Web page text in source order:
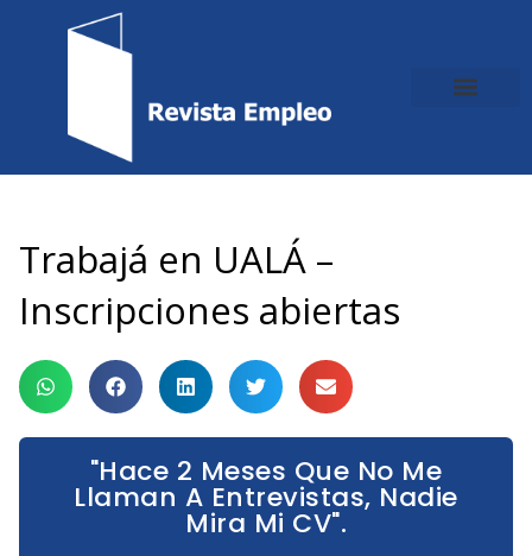
Trabajá en UALÁ –
Inscripciones abiertas
"Hace 2 Meses Que No Me
Llaman A Entrevistas, Nadie
Mira Mi CV".